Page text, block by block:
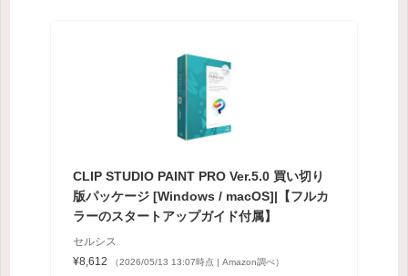
CLIP STUDIO PAINT PRO Ver.5.0 買い切り
版パッケージ [Windows / macOS]|【フルカ
ラーのスタートアップガイド付属】
セルシス
¥8,612
（2026/05/13 13:07時点 | Amazon調べ）